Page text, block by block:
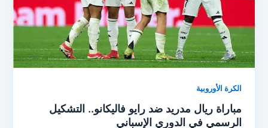
الكرة الأوروبية
مباراة ريال مدريد ضد رايو فاليكانو.. التشكيل
الرسمي في الدوري الإسباني